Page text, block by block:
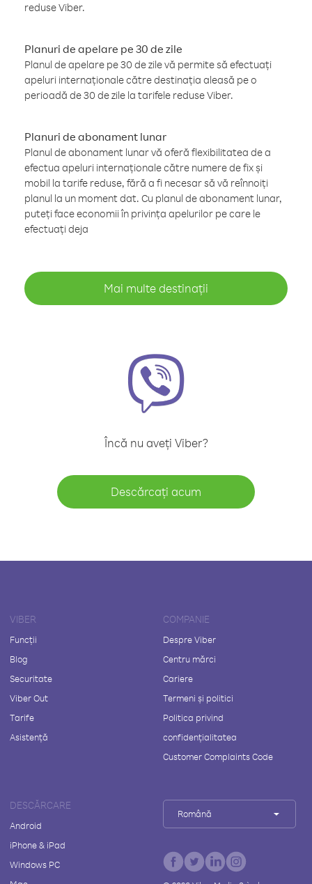
reduse Viber.
Planuri de apelare pe 30 de zile
Planul de apelare pe 30 de zile vă permite să efectuați
apeluri internaționale către destinația aleasă pe o
perioadă de 30 de zile la tarifele reduse Viber.
Planuri de abonament lunar
Planul de abonament lunar vă oferă flexibilitatea de a
efectua apeluri internaționale către numere de fix și
mobil la tarife reduse, fără a fi necesar să vă reînnoiți
planul la un moment dat. Cu planul de abonament lunar,
puteți face economii în privința apelurilor pe care le
efectuați deja
Mai multe destinații
Încă nu aveți Viber?
Descărcați acum
VIBER
Funcții
Blog
Securitate
Viber Out
Tarife
Asistență
COMPANIE
Despre Viber
Centru mărci
Cariere
Termeni și politici
Politica privind
confidențialitatea
Customer Complaints Code
DESCĂRCARE
Android
iPhone & iPad
Windows PC
Română